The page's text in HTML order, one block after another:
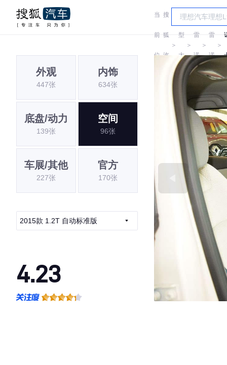
当
前
位
搜
狐
汽
＞
车
型
大
全
＞
雷
诺
＞
雷
诺
＞
外观
447张
内饰
634张
底盘/动力
139张
空间
96张
车展/其他
227张
官方
170张
2015款 1.2T 自动标准版
4.23